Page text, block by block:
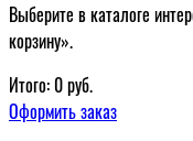
Выберите в каталоге
корзину».
Итого: 0руб.
Оформить заказ